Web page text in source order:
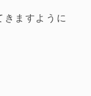
きますように